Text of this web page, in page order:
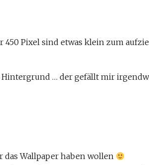
450 Pixel sind etwas klein zum
Hintergrund … der gefällt mir
das Wallpaper haben wollen